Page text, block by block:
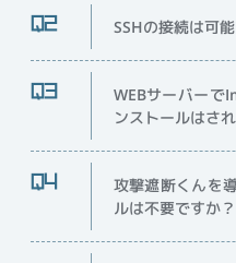
SSHの接続は可
WEBサーバーで
ンストールはさ
攻撃遮断くんを
ルは不要ですか？